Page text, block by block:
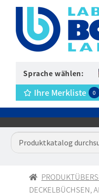
Sprache wählen:
Ihre Merkliste 0
DECKELBÜCHSEN,